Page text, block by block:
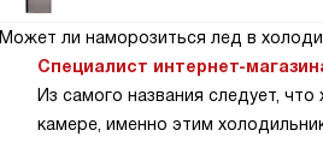
Может ли наморозиться лед в
Специалист интернет-
Из самого названия следует,
камере, именно этим